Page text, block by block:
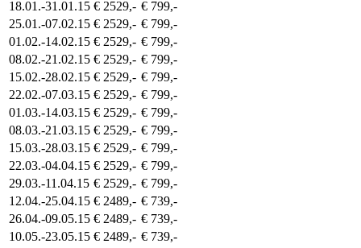
18.01.-31.01.15 € 2529,- € 799,-
25.01.-07.02.15 € 2529,- € 799,-
01.02.-14.02.15 € 2529,- € 799,-
08.02.-21.02.15 € 2529,- € 799,-
15.02.-28.02.15 € 2529,- € 799,-
22.02.-07.03.15 € 2529,- € 799,-
01.03.-14.03.15 € 2529,- € 799,-
08.03.-21.03.15 € 2529,- € 799,-
15.03.-28.03.15 € 2529,- € 799,-
22.03.-04.04.15 € 2529,- € 799,-
29.03.-11.04.15 € 2529,- € 799,-
12.04.-25.04.15 € 2489,- € 739,-
26.04.-09.05.15 € 2489,- € 739,-
10.05.-23.05.15 € 2489,- € 739,-